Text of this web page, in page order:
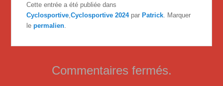
Cette entrée a été publiée dans
Cyclosportive ,Cyclosportive 2024parPatrick . Marquer
lepermalien
Commentaires fermés.